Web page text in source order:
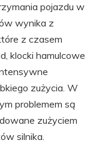
pojazdu w
wynika z
z czasem
klocki hamulcowe
zużycia. W
problemem są
zużyciem
silnika.